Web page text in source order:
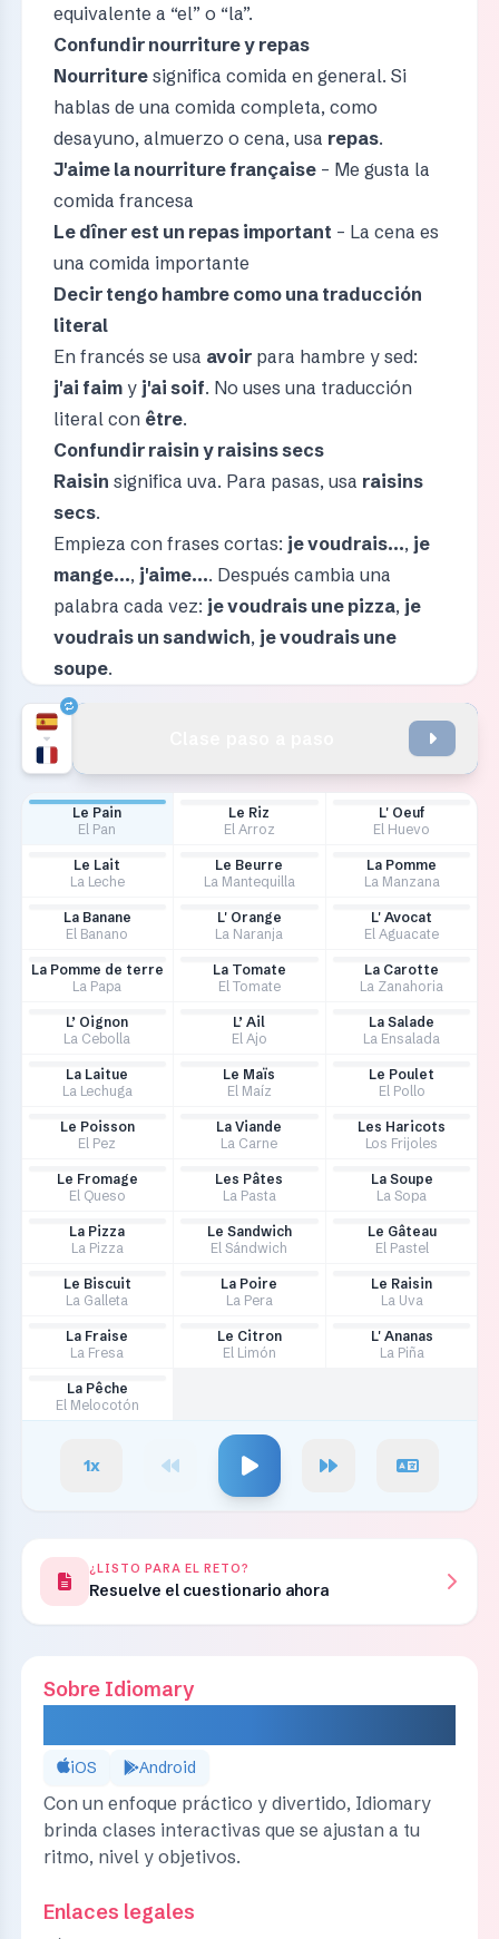
equivalente a “el” o “la”.
Confundir nourriture y repas
Nourrituresignifica comida en general. Si
hablas de una comida completa, como
desayuno, almuerzo o cena, usa repas.
J'aime la nourriture française– Me gusta la
comida francesa
Le dîner est un repas important – La cena es
una comida importante
Decir tengo hambre como una traducción
literal
En francés se usa avoirpara hambre y sed:
j'ai faimy j'ai soif. No uses una traducción
literal con être.
Confundir raisin y raisins secs
Raisin significa uva. Para pasas, usa raisins
secs.
Empieza con frases cortas: je voudrais..., je
mange..., j'aime.... Después cambia una
palabra cada vez: je voudrais une pizza, je
voudrais un sandwich, je voudrais une
soupe.
Le Pain
El Pan
Le Riz
El Arroz
L' Oeuf
El Huevo
Le Lait
La Leche
Le Beurre
La Mantequilla
La Pomme
La Manzana
La Banane
El Banano
L' Orange
La Naranja
L' Avocat
El Aguacate
La Pomme de terre
La Papa
La Tomate
El Tomate
La Carotte
La Zanahoria
L’ Oignon
La Cebolla
L’ Ail
El Ajo
La Salade
La Ensalada
La Laitue
La Lechuga
Le Maïs
El Maíz
Le Poulet
El Pollo
Le Poisson
El Pez
La Viande
La Carne
Les Haricots
Los Frijoles
Le Fromage
El Queso
Les Pâtes
La Pasta
La Soupe
La Sopa
La Pizza
La Pizza
Le Sandwich
El Sándwich
Le Gâteau
El Pastel
Le Biscuit
La Galleta
La Poire
La Pera
Le Raisin
La Uva
La Fraise
La Fresa
Le Citron
El Limón
L' Ananas
La Piña
La Pêche
El Melocotón
1x
¿LISTO PARA EL RETO?
Resuelve el cuestionario ahora
Sobre Idiomary
iOS Android
Con un enfoque práctico y divertido, Idiomary
brinda clases interactivas que se ajustan a tu
ritmo, nivel y objetivos.
Enlaces legales